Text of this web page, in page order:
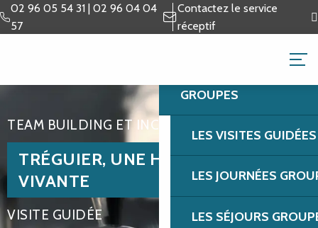
Aller
au
02 96 05 54 31 | 02 96 04 04
57
Contactez le service
réceptif
GROUPES &
GROUPES
LES VISITES
LES JOURNÉES
LES SÉJOURS
TEAM BUILDING ET INCENTIVES
TRÉGUIER, UNE HISTOIRE
VIVANTE
VISITE GUIDÉE